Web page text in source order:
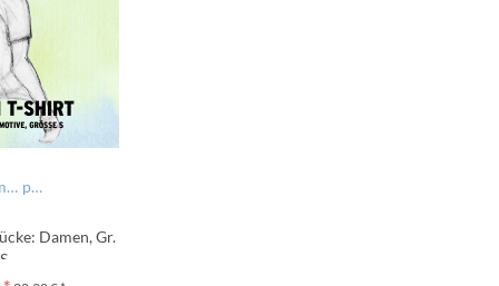
marine: Nur ned hudln pink: Autonarrat
Damen, Gr.
S